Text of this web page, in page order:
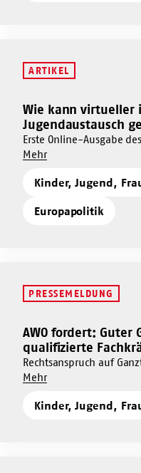
im
jedes
Grundschulkindes
–
eine
im
Interesse
jedes
Grundschulkindes
ARTIKEL
Wie kann virtueller
Jugendaustausch
Erste Online-Ausgabe
zur Internationalen
Mehr
dazu
Wie
kann
internationaler
gelingen?
MehrUm
kann
internationaler
Kinder, Jugend,
Europapolitik
PRESSEMELDUNG
AWO fordert: Guter
qualifizierte
Rechtsanspruch auf
Professionalität
Mehr
dazu
AWO
fordert:
Ganztag
MehrUm
fordert:
Kinder, Jugend,